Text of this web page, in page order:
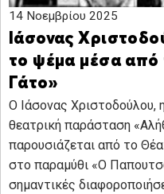
14 Νοεμβρίου 2025
Ιάσονας
το ψέμα μέσα από
Γάτο»
O Ιάσονας Χριστοδούλου,
θεατρική παράσταση
παρουσιάζεται από το
στο παραμύθι «Ο
σημαντικές